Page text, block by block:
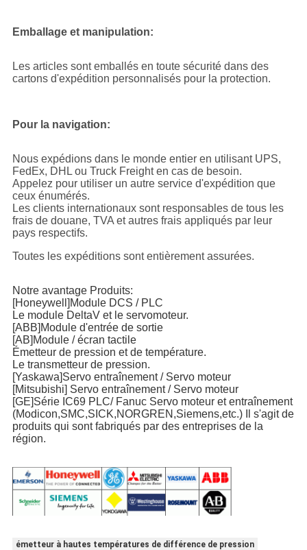
Emballage et manipulation:
Les articles sont emballés en toute sécurité dans des
cartons d'expédition personnalisés pour la protection.
Pour la navigation:
Nous expédions dans le monde entier en utilisant UPS,
FedEx, DHL ou Truck Freight en cas de besoin.
Appelez pour utiliser un autre service d'expédition que
ceux énumérés.
Les clients internationaux sont responsables de tous les
frais de douane, TVA et autres frais appliqués par leur
pays respectifs.
Toutes les expéditions sont entièrement assurées.
Notre avantage Produits:
[Honeywell]Module DCS / PLC
Le module DeltaV et le servomoteur.
[ABB]Module d'entrée de sortie
[AB]Module / écran tactile
Émetteur de pression et de température.
Le transmetteur de pression.
[Yaskawa]Servo entraînement / Servo moteur
[Mitsubishi] Servo entraînement / Servo moteur
[GE]Série IC69 PLC/ Fanuc Servo moteur et entraînement
(Modicon,SMC,SICK,NORGREN,Siemens,etc.) Il s'agit de
produits qui sont fabriqués par des entreprises de la
région.
émetteur à hautes températures de différence de pression